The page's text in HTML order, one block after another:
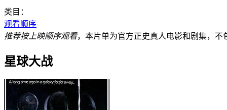
类目：
观看顺序
推荐按上映顺序观看，本片单为官方正史真人电影和剧集，不
星球大战